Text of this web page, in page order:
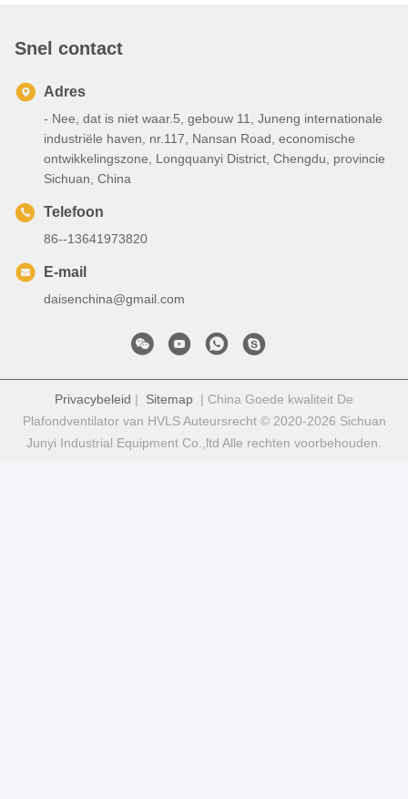
Snel contact
Adres
- Nee, dat is niet waar.5, gebouw 11, Juneng internationale
industriële haven, nr.117, Nansan Road, economische
ontwikkelingszone, Longquanyi District, Chengdu, provincie
Sichuan, China
Telefoon
86--13641973820
E-mail
daisenchina@gmail.com
Privacybeleid | Sitemap | China Goede kwaliteit De
Plafondventilator van HVLS Auteursrecht © 2020-2026 Sichuan
Junyi Industrial Equipment Co.,ltd Alle rechten voorbehouden.